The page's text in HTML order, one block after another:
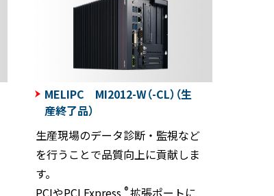
MELIPC MI2012-W（-CL）（生
産終了品）
生産現場のデータ診断・監視など
を行うことで品質向上に貢献しま
す。
®